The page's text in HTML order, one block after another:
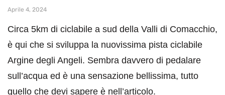
Aprile 4, 2024
Circa 5km di ciclabile a sud della Valli di Comacchio,
è qui che si sviluppa la nuovissima pista ciclabile
Argine degli Angeli. Sembra davvero di pedalare
sull’acqua ed è una sensazione bellissima, tutto
quello che devi sapere è nell’articolo.